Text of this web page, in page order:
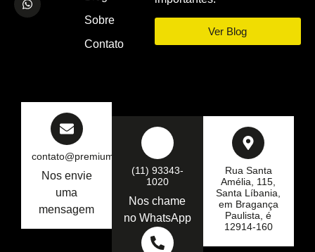
Sobre
Contato
Ver Blog
contato@premiumseg.com.br
Nos envie
uma
mensagem
(11) 93343-
1020
Nos chame
no WhatsApp
Rua Santa
Amélia, 115,
Santa Líbania,
em Bragança
Paulista, é
12914-160